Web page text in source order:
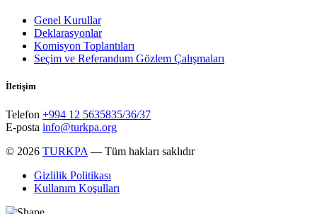
Genel Kurullar
Deklarasyonlar
Komisyon Toplantıları
Seçim ve Referandum Gözlem Çalışmaları
İletişim
Telefon +994 12 5635835/36/37
E-posta info@turkpa.org
© 2026 TURKPA — Tüm hakları saklıdır
Gizlilik Politikası
Kullanım Koşulları